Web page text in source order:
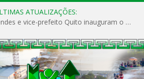
ATUALIZAÇÕES:
Prefeito Vivaldo Mendes e vice-prefeito Quito inauguram o CAPS e fortalecem a saúde pública em Anajás.